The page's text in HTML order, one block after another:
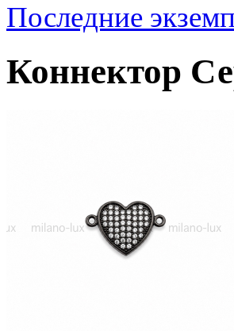
Последние
Коннектор